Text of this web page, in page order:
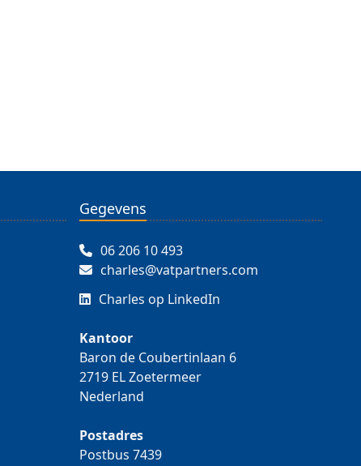
Gegevens
06 206 10 493
charles@vatpartners.com
Charles op LinkedIn
Kantoor
Baron de Coubertinlaan 6
2719 EL Zoetermeer
Nederland
Postadres
Postbus 7439